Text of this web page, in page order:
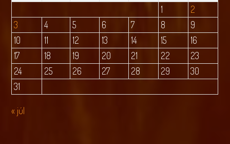
1
2
3
4 5 6 7 8
9
10
11 12 13 14 15
16
17
18 19 20 21 22
23
24
25 26 27 28 29
30
31
« júl